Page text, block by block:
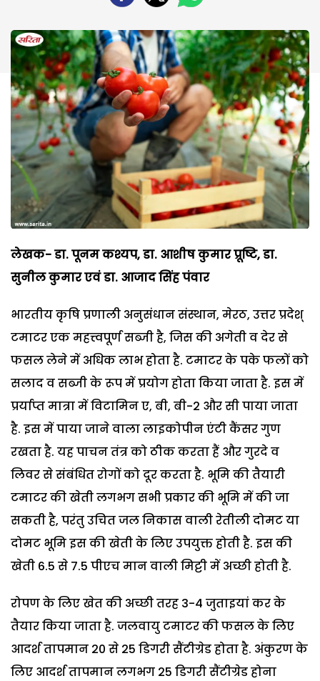
लेखक- डा. पूनम कश्यप, डा. आशीष कुमार प्रूष्टि, डा.
सुनील कुमार एवं डा. आजाद सिंह पंवार
भारतीय कृषि प्रणाली अनुसंधान संस्थान, मेरठ, उत्तर प्रदेश्
टमाटर एक महत्त्वपूर्ण सब्जी है, जिस की अगेती व देर से
फसल लेने में अधिक लाभ होता है. टमाटर के पके फलों को
सलाद व सब्जी के रूप में प्रयोग होता किया जाता है. इस में
प्रर्याप्त मात्रा में विटामिन ए, बी, बी-2 और सी पाया जाता
है. इस में पाया जाने वाला लाइकोपीन एंटी कैंसर गुण
रखता है. यह पाचन तंत्र को ठीक करता हैं और गुरदे व
लिवर से संबंधित रोगों को दूर करता है. भूमि की तैयारी
टमाटर की खेती लगभग सभी प्रकार की भूमि में की जा
सकती है, परंतु उचित जल निकास वाली रेतीली दोमट या
दोमट भूमि इस की खेती के लिए उपयुक्त होती है. इस की
खेती 6.5 से 7.5 पीएच मान वाली मिट्टी में अच्छी होती है.
रोपण के लिए खेत की अच्छी तरह 3-4 जुताइयां कर के
तैयार किया जाता है. जलवायु टमाटर की फसल के लिए
आदर्श तापमान 20 से 25 डिगरी सैंटीग्रेड होता है. अंकुरण के
लिए आदर्श तापमान लगभग 25 डिगरी सैंटीग्रेड होना